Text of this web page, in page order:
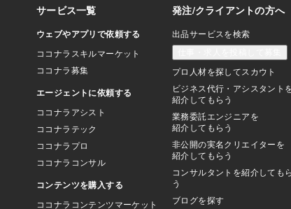
当は“美人もひ
でも現実には
がる文化がま
に、外見系の記